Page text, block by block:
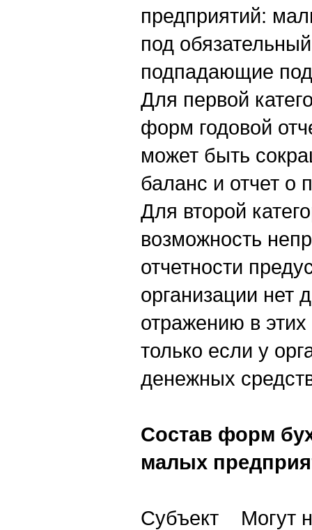
предприятий:
под
подпадающие
Для первой
форм годовой
может быть
баланс и отчет о
Для второй
возможность
отчетности
организации нет
отражению в
только если у
денежных
Состав форм
малых
Субъект Могут